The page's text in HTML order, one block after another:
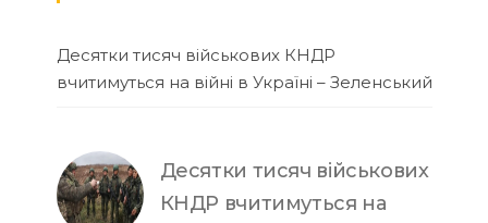
Десятки тисяч військових КНДР
вчитимуться на війні в Україні – Зеленський
Десятки тисяч військових
КНДР вчитимуться на